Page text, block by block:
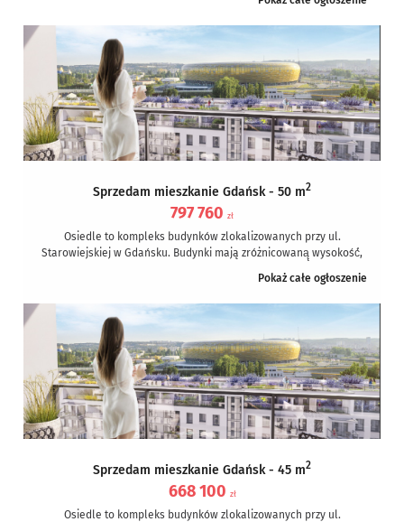
Sprzedam mieszkanie Gdańsk - 50 m2
797 760 zł
Osiedle to kompleks budynków zlokalizowanych przy ul.
Starowiejskiej w Gdańsku. Budynki mają zróżnicowaną̨ wysokość́,
Pokaż całe ogłoszenie
Sprzedam mieszkanie Gdańsk - 45 m2
668 100 zł
Osiedle to kompleks budynków zlokalizowanych przy ul.